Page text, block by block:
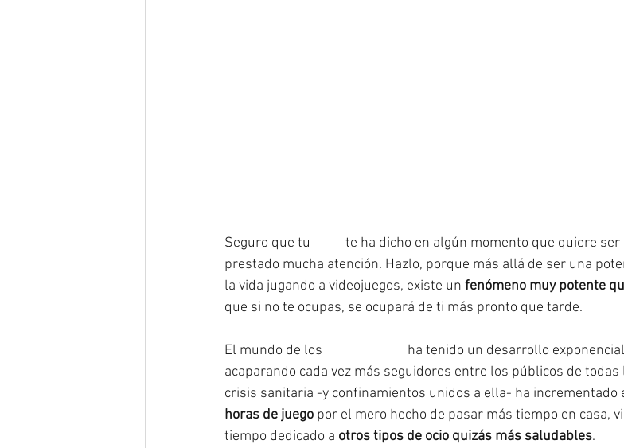
Seguro que tu te ha dicho en algún momento que quiere ser
prestado mucha atención. Hazlo, porque más allá de ser una
la vida jugando a videojuegos, existe un fenómeno muy potente
que si no te ocupas, se ocupará de ti más pronto que tarde.
El mundo de los
ha tenido un desarrollo
acaparando cada vez más seguidores entre los públicos de
crisis sanitaria -y confinamientos unidos a ella- ha incrementado
horas de juego por el mero hecho de pasar más tiempo en casa,
tiempo dedicado a otros tipos de ocio quizás más saludables.